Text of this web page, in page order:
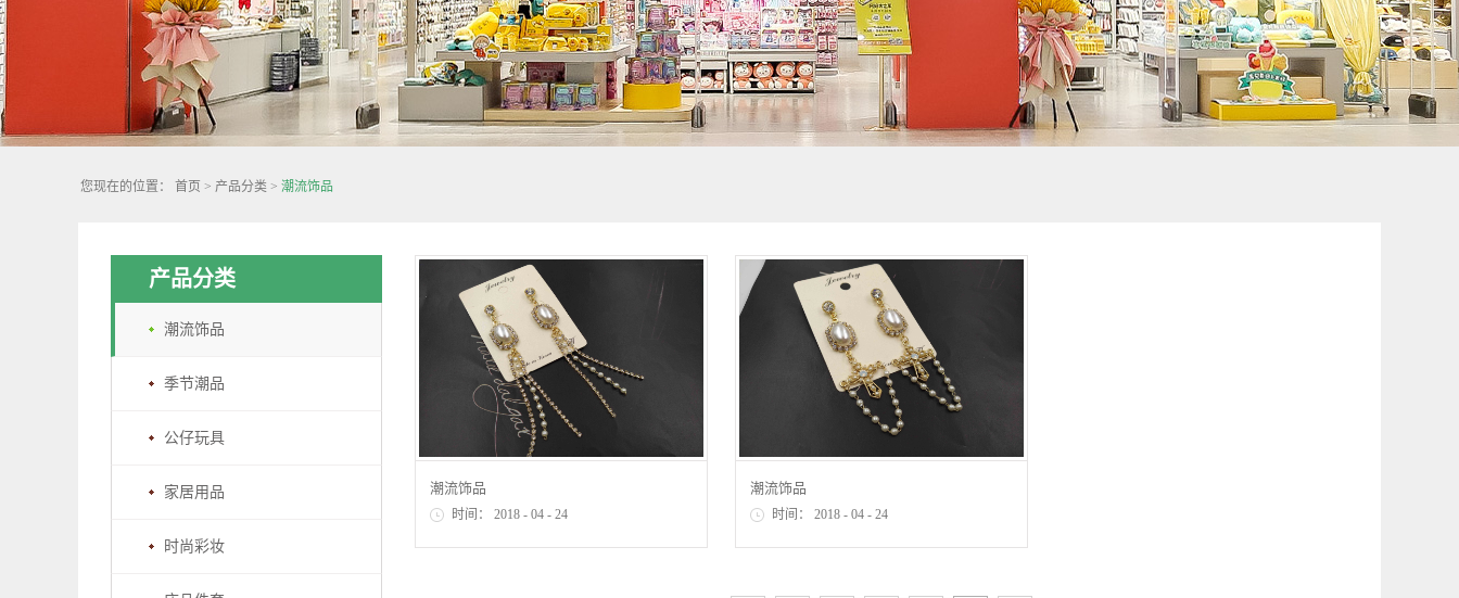
产品分类
潮流饰品
季节潮品
公仔玩具
家居用品
时尚彩妆
您现在的位置： 首页 > 产品分类 > 潮流饰品
潮流饰品
时间： 2018 - 04 - 24
潮流饰品
时间： 2018 - 04 - 24